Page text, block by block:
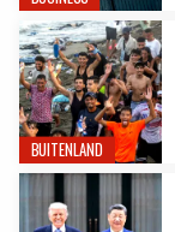
BUITENLAND